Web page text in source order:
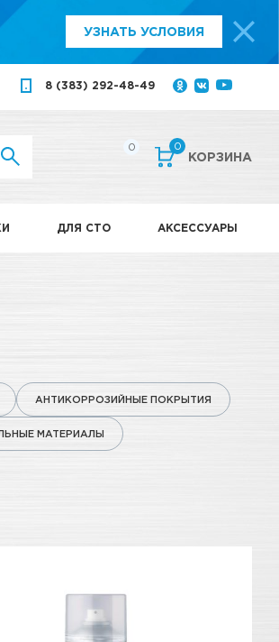
УЗНАТЬ УСЛОВИЯ
8 (383) 292-48-49
0 0
КОРЗИНА
ДЛЯ СТО АКСЕССУАРЫ
АНТИКОРРОЗИЙНЫЕ ПОКРЫТИЯ
МАТЕРИАЛЫ